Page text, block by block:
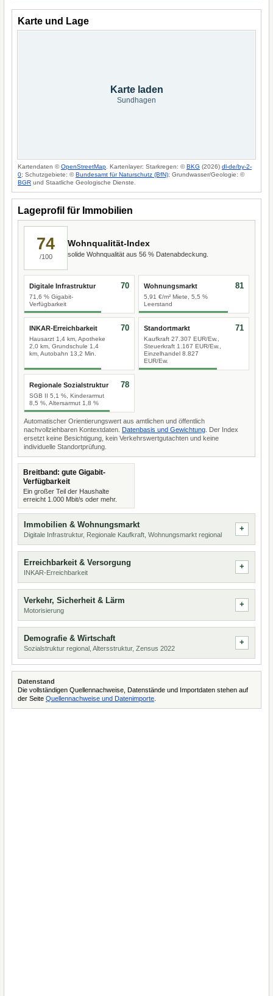
Karte und Lage
Karte laden
Sundhagen
Kartendaten ©OpenStreetMap . Kartenlayer: Starkregen: ©BKG (2026) dl-de/by-2-
0; Schutzgebiete: ©Bundesamt für Naturschutz (BfN); Grundwasser/Geologie: ©
BGR und Staatliche Geologische Dienste.
Lageprofil für Immobilien
74
/100
Wohnqualität-Index
solide Wohnqualität aus 56 % Datenabdeckung.
Digitale Infrastruktur
71,6 % Gigabit-
Verfügbarkeit
70 Wohnungsmarkt
5,91 €/m² Miete, 5,5 %
Leerstand
81
INKAR-Erreichbarkeit
Hausarzt 1,4 km, Apotheke
2,0 km, Grundschule 1,4
km, Autobahn 13,2 Min.
70 Standortmarkt
Kaufkraft 27.307 EUR/Ew.,
Steuerkraft 1.167 EUR/Ew.,
Einzelhandel 8.827
EUR/Ew.
71
Regionale Sozialstruktur
SGB II 5,1 %, Kinderarmut
8,5 %, Altersarmut 1,8 %
78
Automatischer Orientierungswert aus amtlichen und öffentlich
nachvollziehbaren Kontextdaten. Datenbasis und Gewichtung . Der Index
ersetzt keine Besichtigung, kein Verkehrswertgutachten und keine
individuelle Standortprüfung.
Breitband: gute Gigabit-
Verfügbarkeit
Ein großer Teil der Haushalte
erreicht 1.000 Mbit/s oder mehr.
Immobilien & Wohnungsmarkt
Digitale Infrastruktur, Regionale Kaufkraft, Wohnungsmarkt regional
Erreichbarkeit & Versorgung
INKAR-Erreichbarkeit
Verkehr, Sicherheit & Lärm
Motorisierung
Demografie & Wirtschaft
Sozialstruktur regional, Altersstruktur, Zensus 2022
Datenstand
Die vollständigen Quellennachweise, Datenstände und Importdaten stehen auf
der Seite Quellennachweise und Datenimporte